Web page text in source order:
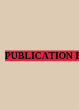
PUBLICATION